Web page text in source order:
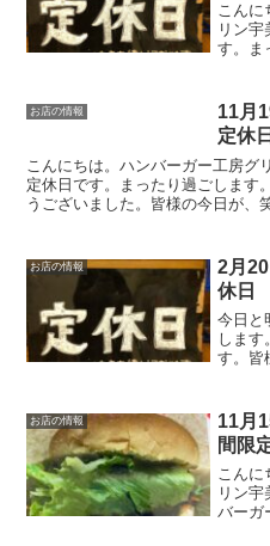
こんに
リン
す。ま
になり
お店の情報
11月
定休日
こんにちは。ハンバーガー工房グ
定休日です。まったり過ごします
うございました。皆様の今日が、
お店の情報
2月
休日
今日と
します
す。皆
お店の情報
11月
間限
こんに
リン宇
バーガ